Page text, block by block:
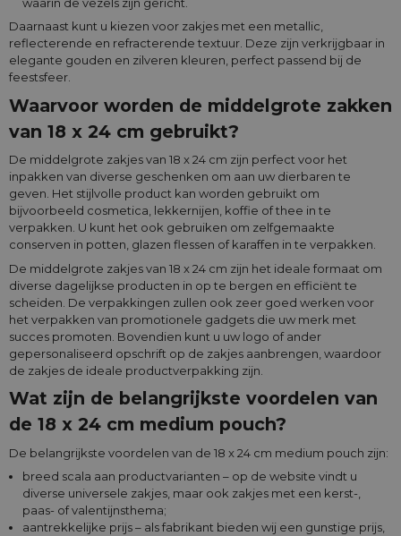
Daarnaast kunt u kiezen voor zakjes met een metallic,
reflecterende en refracterende textuur. Deze zijn verkrijgbaar in
elegante gouden en zilveren kleuren, perfect passend bij de
feestsfeer.
Waarvoor worden de middelgrote zakken
van 18 x 24 cm gebruikt?
De middelgrote zakjes van 18 x 24 cm zijn perfect voor het
inpakken van diverse geschenken om aan uw dierbaren te
geven. Het stijlvolle product kan worden gebruikt om
bijvoorbeeld cosmetica, lekkernijen, koffie of thee in te
verpakken. U kunt het ook gebruiken om zelfgemaakte
conserven in potten, glazen flessen of karaffen in te verpakken.
De middelgrote zakjes van 18 x 24 cm zijn het ideale formaat om
diverse dagelijkse producten in op te bergen en efficiënt te
scheiden. De verpakkingen zullen ook zeer goed werken voor
het verpakken van promotionele gadgets die uw merk met
succes promoten. Bovendien kunt u uw logo of ander
gepersonaliseerd opschrift op de zakjes aanbrengen, waardoor
de zakjes de ideale productverpakking zijn.
Wat zijn de belangrijkste voordelen van
de 18 x 24 cm medium pouch?
De belangrijkste voordelen van de 18 x 24 cm medium pouch zijn:
breed scala aan productvarianten – op de website vindt u
diverse universele zakjes, maar ook zakjes met een kerst-,
paas- of valentijnsthema;
aantrekkelijke prijs – als fabrikant bieden wij een gunstige prijs,